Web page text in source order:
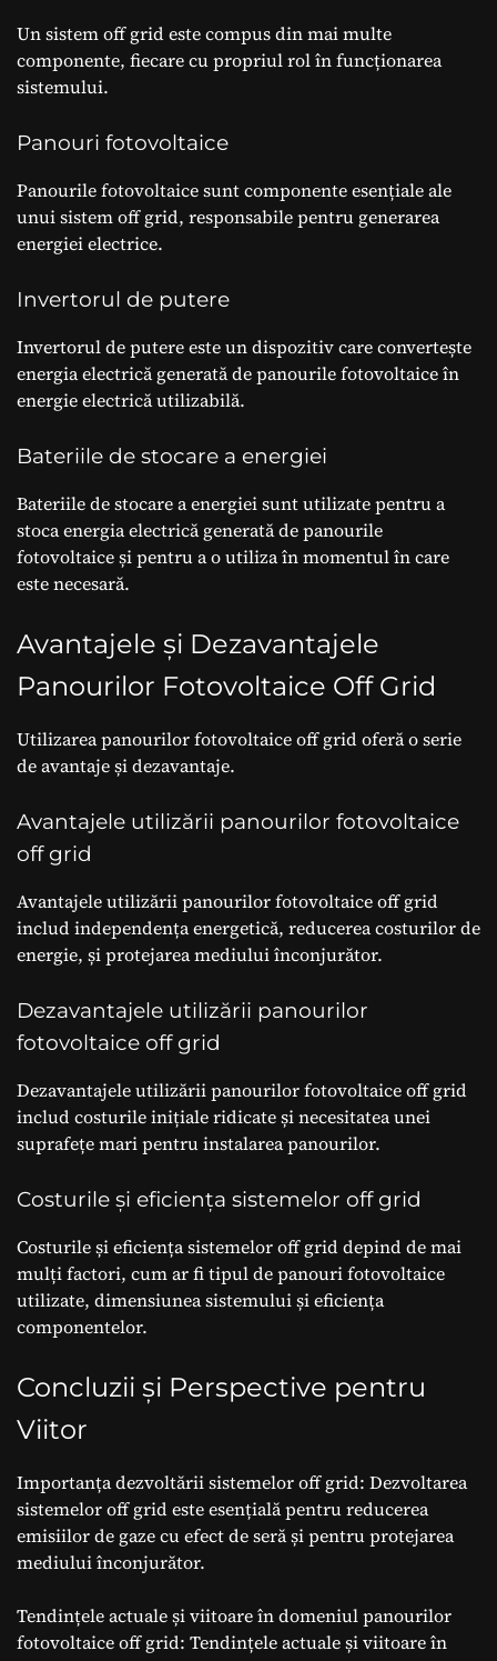
Un sistem off grid este compus din mai multe
componente, fiecare cu propriul rol în funcționarea
sistemului.
Panouri fotovoltaice
Panourile fotovoltaice sunt componente esențiale ale
unui sistem off grid, responsabile pentru generarea
energiei electrice.
Invertorul de putere
Invertorul de putere este un dispozitiv care convertește
energia electrică generată de panourile fotovoltaice în
energie electrică utilizabilă.
Bateriile de stocare a energiei
Bateriile de stocare a energiei sunt utilizate pentru a
stoca energia electrică generată de panourile
fotovoltaice și pentru a o utiliza în momentul în care
este necesară.
Avantajele și Dezavantajele
Panourilor Fotovoltaice Off Grid
Utilizarea panourilor fotovoltaice off grid oferă o serie
de avantaje și dezavantaje.
Avantajele utilizării panourilor fotovoltaice
off grid
Avantajele utilizării panourilor fotovoltaice off grid
includ independența energetică, reducerea costurilor de
energie, și protejarea mediului înconjurător.
Dezavantajele utilizării panourilor
fotovoltaice off grid
Dezavantajele utilizării panourilor fotovoltaice off grid
includ costurile inițiale ridicate și necesitatea unei
suprafețe mari pentru instalarea panourilor.
Costurile și eficiența sistemelor off grid
Costurile și eficiența sistemelor off grid depind de mai
mulți factori, cum ar fi tipul de panouri fotovoltaice
utilizate, dimensiunea sistemului și eficiența
componentelor.
Concluzii și Perspective pentru
Viitor
Importanța dezvoltării sistemelor off grid: Dezvoltarea
sistemelor off grid este esențială pentru reducerea
emisiilor de gaze cu efect de seră și pentru protejarea
mediului înconjurător.
Tendințele actuale și viitoare în domeniul panourilor
fotovoltaice off grid: Tendințele actuale și viitoare în